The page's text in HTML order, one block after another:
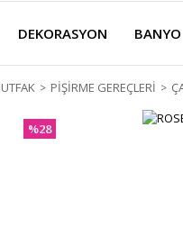
DEKORASYON BANYO
PİŞİRME GEREÇLERİ
%28